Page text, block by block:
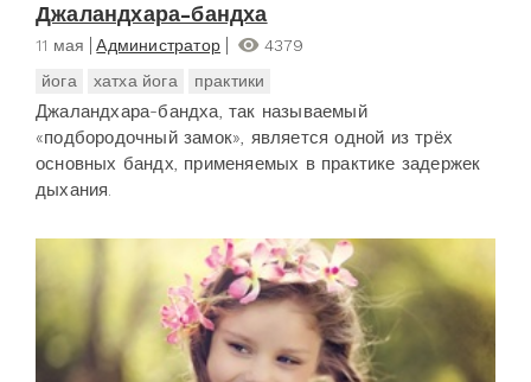
Джаландхара-бандха
11 мая Администратор
4379
йога
хатха йога практики
Джаландхара-бандха, так называемый
«подбородочный замок», является одной из трёх
основных бандх, применяемых в практике задержек
дыхания.